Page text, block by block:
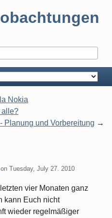
Nokia
alle?
Planung und Vorbereitung
on Tuesday, July 27. 2010
vier Monaten ganz
kann Euch nicht
wieder regelmäßiger